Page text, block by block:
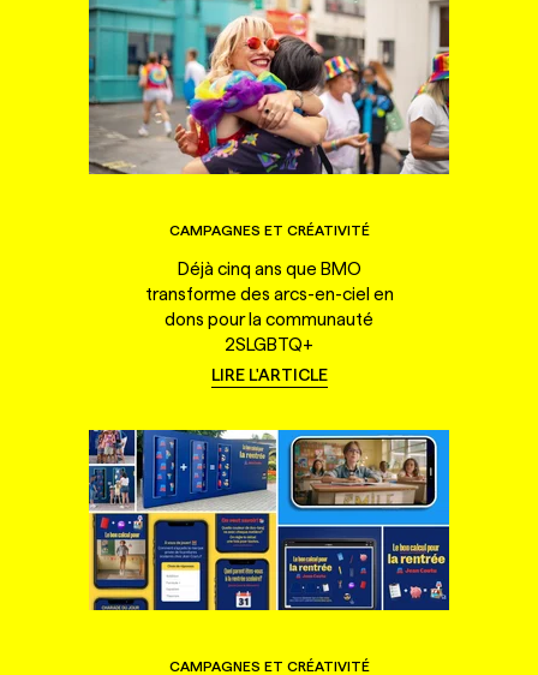
CAMPAGNES ET CRÉATIVITÉ
Déjà cinq ans que BMO
transforme des arcs-en-ciel en
dons pour la communauté
2SLGBTQ+
LIRE L'ARTICLE
CAMPAGNES ET CRÉATIVITÉ